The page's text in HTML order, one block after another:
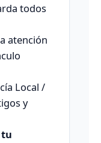
todos
atención
Local /
y